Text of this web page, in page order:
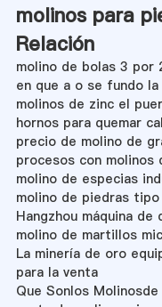
molinos para
Relación
molino de bolas 3 por
en que a o se fundo
molinos de zinc el
hornos para quemar
precio de molino de
procesos con molinos
molino de especias
molino de piedras
Hangzhou máquina
molino de martillos
La minería de oro
para la venta
Que Sonlos